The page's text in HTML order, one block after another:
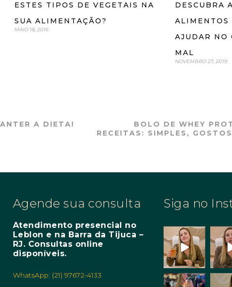
ESTES TIPOS DE VEGETAIS NA
SUA ALIMENTAÇÃO?
MAIO 18, 2016
DESCUBRA
ALIMENTOS
AJUDAR NO
MAL
NOVEMBRO 27, 2019
A DIETA!
BOLO DE WHEY
RECEITAS: SIMPLES,
Agende sua consulta
Atendimento presencial no
Leblon e na Barra da Tijuca –
RJ. Consultas online
disponíveis.
WhatsApp: (21) 97672-4133
Siga no